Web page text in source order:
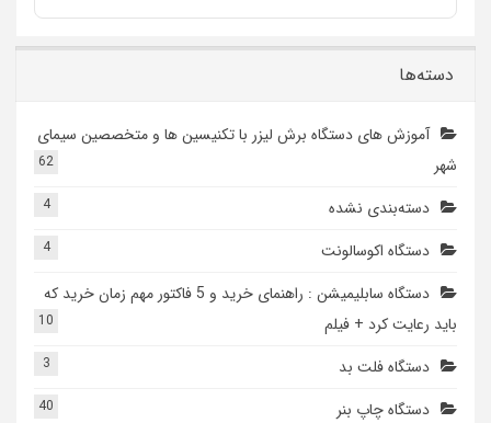
دسته‌ها
آموزش های دستگاه برش لیزر با تکنیسین ها و متخصصین سیمای
شهر
62
دسته‌بندی نشده 4
دستگاه اکوسالونت 4
دستگاه سابلیمیشن : راهنمای خرید و 5 فاکتور مهم زمان خرید که
باید رعایت کرد + فیلم
10
دستگاه فلت بد 3
دستگاه چاپ بنر 40